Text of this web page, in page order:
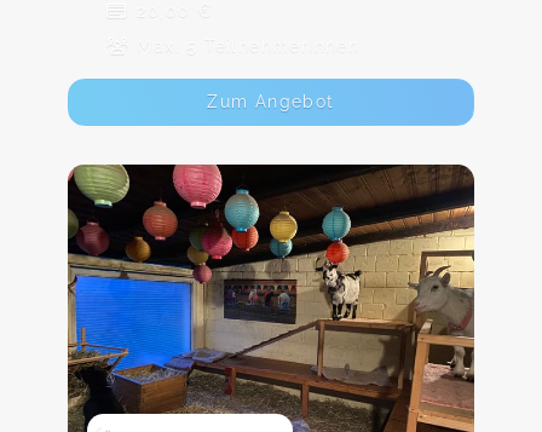
20,00 €
Max. 5 TeilnehmerInnen
Zum Angebot